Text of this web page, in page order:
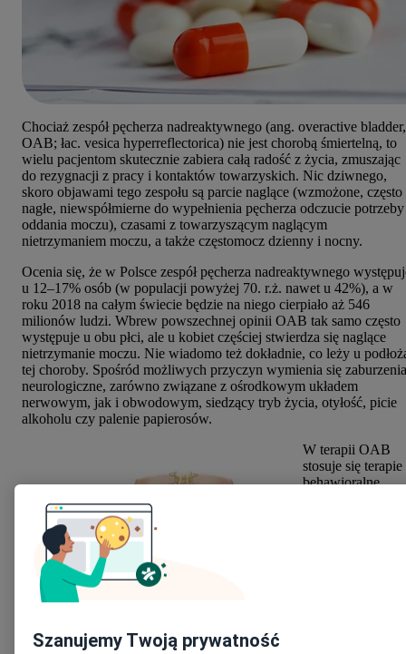
Chociaż zespół pęcherza nadreaktywnego (ang. overactive bladder,
OAB; łac. vesica hyperreflectorica) nie jest chorobą śmiertelną, to
wielu pacjentom skutecznie zabiera całą radość z życia, zmuszając
do rezygnacji z pracy i kontaktów towarzyskich. Nic dziwnego,
skoro objawami tego zespołu są parcie naglące (wzmożone, często
nagłe, niewspółmierne do wypełnienia pęcherza odczucie potrzeby
oddania moczu), czasami z towarzyszącym naglącym
nietrzymaniem moczu, a także częstomocz dzienny i nocny.
Ocenia się, że w Polsce zespół pęcherza nadreaktywnego
u 12–17% osób (w populacji powyżej 70. r.ż. nawet u 42%), a w
roku 2018 na całym świecie będzie na niego cierpiało aż 546
milionów ludzi. Wbrew powszechnej opinii OAB tak samo często
występuje u obu płci, ale u kobiet częściej stwierdza się naglące
nietrzymanie moczu. Nie wiadomo też dokładnie, co leży u
tej choroby. Spośród możliwych przyczyn wymienia się zaburzenia
neurologiczne, zarówno związane z ośrodkowym układem
nerwowym, jak i obwodowym, siedzący tryb życia, otyłość, picie
alkoholu czy palenie papierosów.
W terapii OAB
stosuje się terapie
behawioralne,
Szanujemy Twoją prywatność